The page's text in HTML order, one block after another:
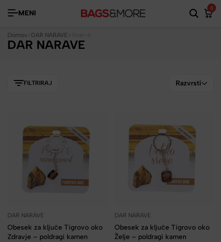
MENI
0
DAR NARAVE
Domov DAR NARAVE
FILTRIRAJ Razvrsti
DAR NARAVE
Obesek za ključe Tigrovo oko
Zdravje – poldragi kamen
DAR NARAVE
Obesek za ključe Tigrovo oko
Želje – poldragi kamen